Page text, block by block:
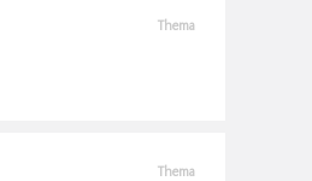
Thema
Thema